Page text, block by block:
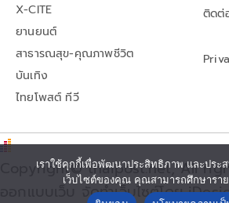
X-CITE
ยานยนต์
สาธารณสุข-คุณภาพชีวิต
บันเทิง
ไทยโพสต์ ทีวี
ติดต่
Copyright© thaipost.net, All
ออกแบบเว็บ จัดทำเว็บไซต์โดย
เราใช้คุกกี้เพื่อพัฒนาประสิทธิภาพ และประ
เว็บไซต์ของคุณ คุณสามารถศึกษารา